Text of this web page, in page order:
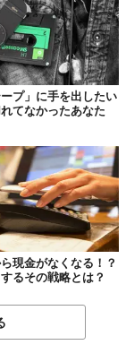
デザイナー
を開始。ピザが好き
。現在はグラフィッ
動中です。
Photo by元家健吾
の。『ビー』の記
ープ」に手を出したい
てなかったあなた
現金がなくなる！？
るその戦略とは？